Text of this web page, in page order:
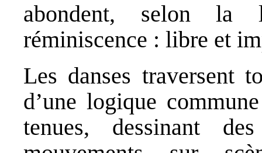
abondent, selon la
réminiscence : libre et
Les danses traversent
d’une logique
tenues, dessinant